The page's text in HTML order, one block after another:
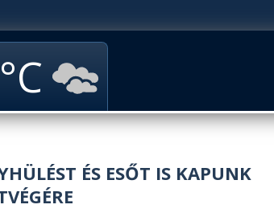
ÉS ESŐT IS KAPUNK